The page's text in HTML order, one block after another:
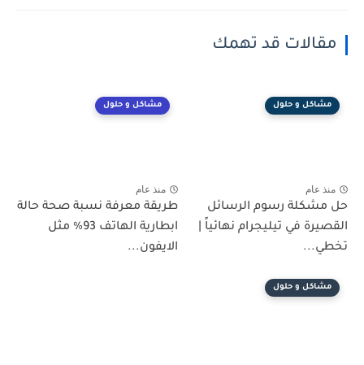
مقالات قد تهمك
مشاكل و حلول
منذ عام
حل مشكلة رسوم الرسائل
القصيرة في تيليجرام نهائياً |
تخطي...
مشاكل و حلول
منذ عام
طريقة معرفة نسبة صحة حالة
ابطارية الهاتف 93% مثل
الايفون...
مشاكل و حلول